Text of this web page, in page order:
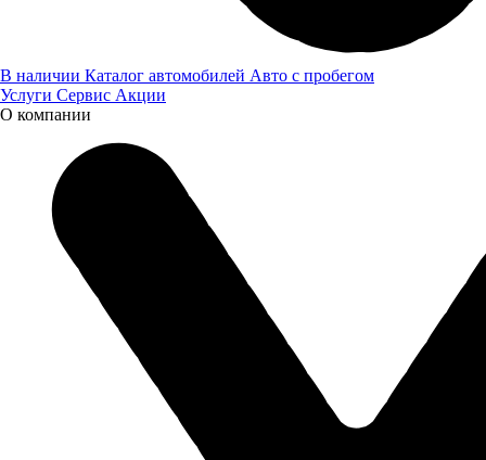
В наличии Каталог автомобилей Авто с пробегом
Услуги Сервис Акции
О компании
Поздравляем Тихона Шаклеина и команду DRC с
заслуженным призовым местом!
Читайте также:
Новости